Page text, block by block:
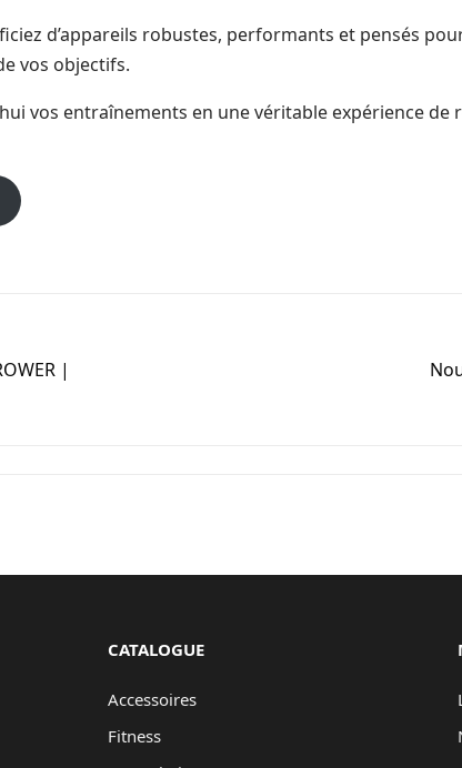
d’appareils robustes, performants et pensés
vos objectifs.
vos entraînements en une véritable expérience de
|
CATALOGUE
Accessoires
Fitness